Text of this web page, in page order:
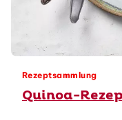
Rezeptsammlung
Quinoa-